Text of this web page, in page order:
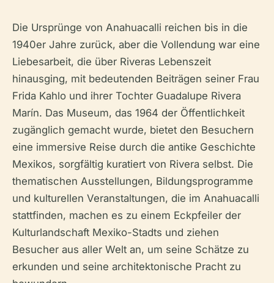
Die Ursprünge von Anahuacalli reichen bis in die
1940er Jahre zurück, aber die Vollendung war eine
Liebesarbeit, die über Riveras Lebenszeit
hinausging, mit bedeutenden Beiträgen seiner Frau
Frida Kahlo und ihrer Tochter Guadalupe Rivera
Marín. Das Museum, das 1964 der Öffentlichkeit
zugänglich gemacht wurde, bietet den Besuchern
eine immersive Reise durch die antike Geschichte
Mexikos, sorgfältig kuratiert von Rivera selbst. Die
thematischen Ausstellungen, Bildungsprogramme
und kulturellen Veranstaltungen, die im Anahuacalli
stattfinden, machen es zu einem Eckpfeiler der
Kulturlandschaft Mexiko-Stadts und ziehen
Besucher aus aller Welt an, um seine Schätze zu
erkunden und seine architektonische Pracht zu